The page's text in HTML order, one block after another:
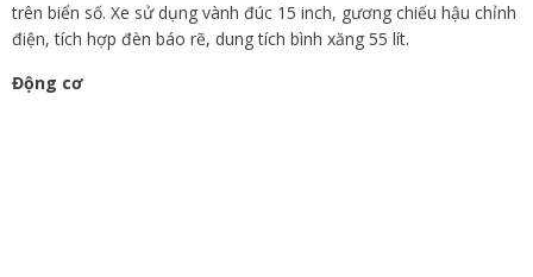
trên biển số. Xe sử dụng vành đúc 15 inch, gương chiếu hậu chỉnh
điện, tích hợp đèn báo rẽ, dung tích bình xăng 55 lít.
Động cơ